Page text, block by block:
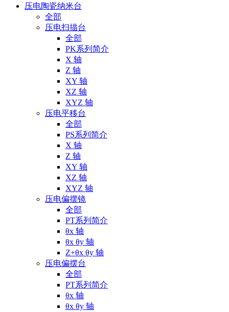
压电陶瓷纳米台
全部
压电扫描台
全部
PK系列简介
X 轴
Z 轴
XY 轴
XZ 轴
XYZ 轴
压电平移台
全部
PS系列简介
X 轴
Z 轴
XY 轴
XZ 轴
XYZ 轴
压电偏摆镜
全部
PT系列简介
θx 轴
θx θy 轴
Z+θx θy 轴
压电偏摆台
全部
PT系列简介
θx 轴
θx θy 轴